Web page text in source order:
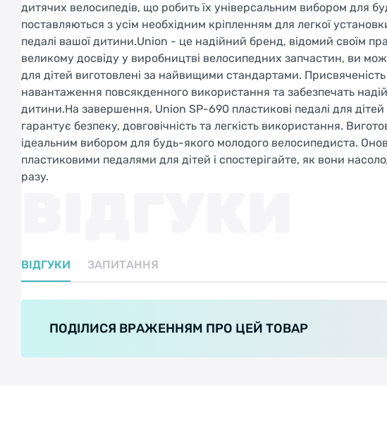
дитячих велосипедів, що робить їх універсальним вибором для
поставляються з усім необхідним кріпленням для легкої
педалі вашої дитини.Union - це надійний бренд, відомий своїм
великому досвіду у виробництві велосипедних запчастин, ви
для дітей виготовлені за найвищими стандартами.
навантаження повсякденного використання та забезпечать
дитини.На завершення, Union SP-690 пластикові педалі для
гарантує безпеку, довговічність та легкість використання.
ідеальним вибором для будь-якого молодого велосипедиста.
пластиковими педалями для дітей і спостерігайте, як вони
разу.
ВІДГУКИ ЗАПИТАННЯ
ПОДІЛИСЯ ВРАЖЕННЯМ ПРО ЦЕЙ ТОВАР